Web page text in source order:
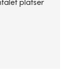
platser